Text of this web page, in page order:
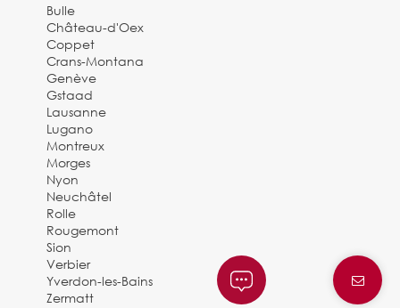
Bulle
Château-d'Oex
Coppet
Crans-Montana
Genève
Gstaad
Lausanne
Lugano
Montreux
Morges
Nyon
Neuchâtel
Rolle
Rougemont
Sion
Verbier
Yverdon-les-Bains
Zermatt